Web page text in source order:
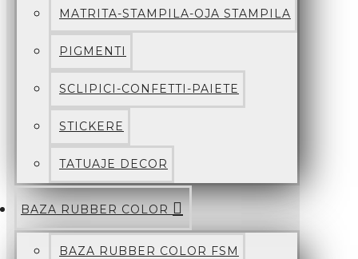
MATRITA-STAMPILA-OJA STAMPILA
PIGMENTI
SCLIPICI-CONFETTI-PAIETE
STICKERE
TATUAJE DECOR
BAZA RUBBER COLOR
BAZA RUBBER COLOR FSM